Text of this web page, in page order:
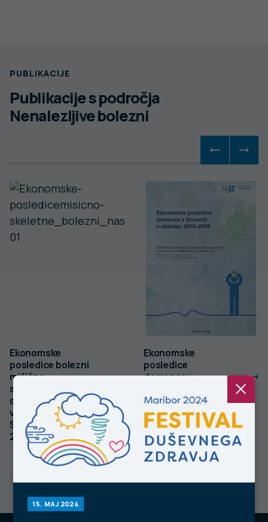
15. MAJ 2024
PUBLIKACIJE
Publikacije s področja
Nenalezljive bolezni
Ekonomske
posledice bolezni
mišično-
skeletnega
sistema in
vezivnega tkiva v
Sloveniji v obdobju
2016-2020
Ekonomske
posledice
demence v
2015-2019